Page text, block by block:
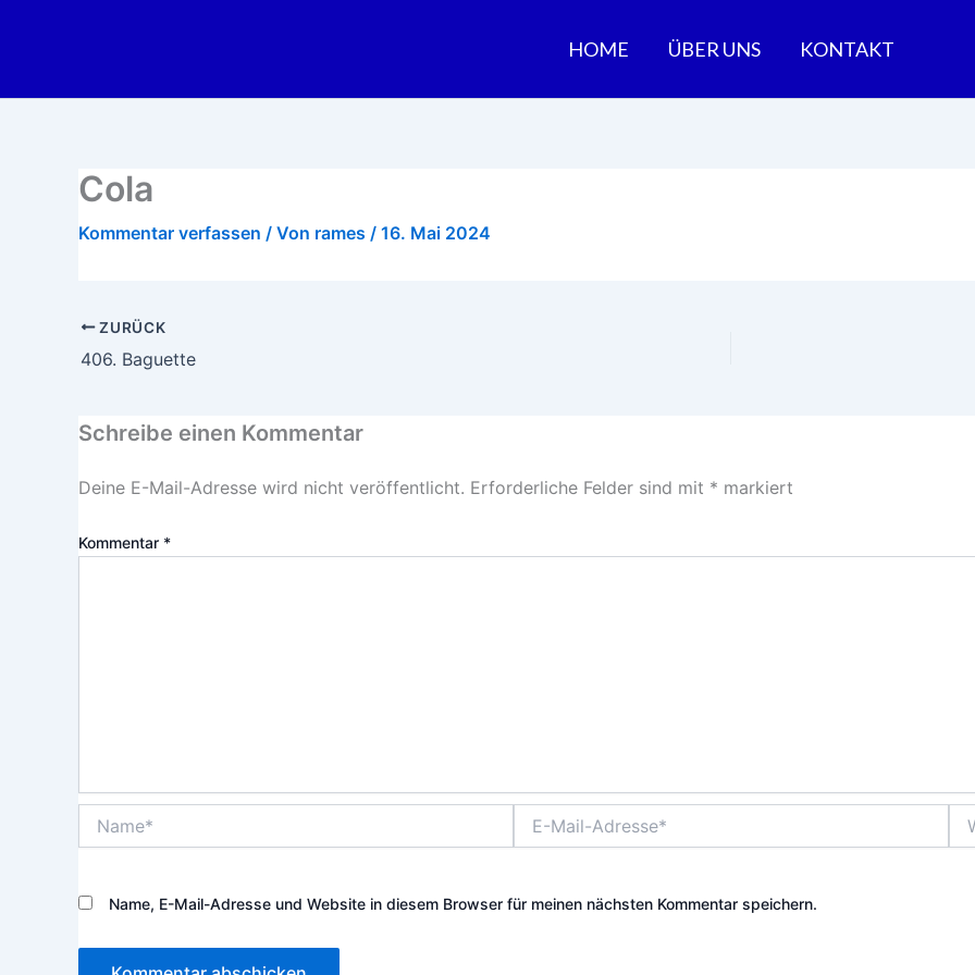
HOME ÜBER UNS KONTAKT
Cola
Kommentar verfassen / Von rames / 16. Mai 2024
ZURÜCK
406. Baguette
Schreibe einen Kommentar
Deine E-Mail-Adresse wird nicht veröffentlicht. Erforderliche Felder sind mit * markiert
Kommentar *
Mail-
Name, E-Mail-Adresse und Website in diesem Browser für meinen nächsten Kommentar speichern.